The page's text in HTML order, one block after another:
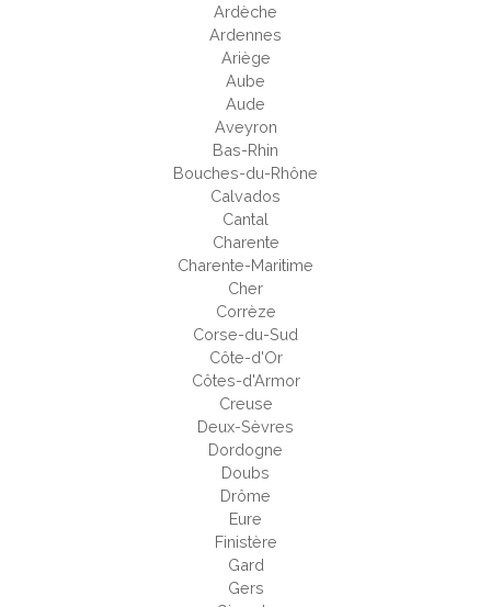
Ardèche
Ardennes
Ariège
Aube
Aude
Aveyron
Bas-Rhin
Bouches-du-Rhône
Calvados
Cantal
Charente
Charente-Maritime
Cher
Corrèze
Corse-du-Sud
Côte-d'Or
Côtes-d'Armor
Creuse
Deux-Sèvres
Dordogne
Doubs
Drôme
Eure
Finistère
Gard
Gers